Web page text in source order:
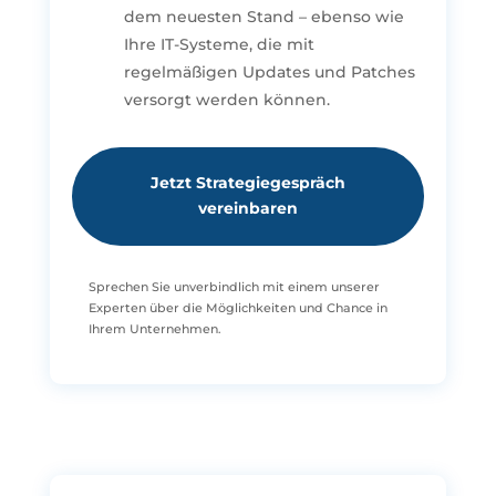
dem neuesten Stand – ebenso wie
Ihre IT-Systeme, die mit
regelmäßigen Updates und Patches
versorgt werden können.
Jetzt Strategiegespräch
vereinbaren
Sprechen Sie unverbindlich mit einem unserer
Experten über die Möglichkeiten und Chance in
Ihrem Unternehmen.